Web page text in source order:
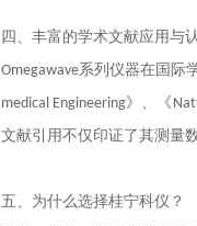
四、丰富的学术文献应用与
Omegawave系列仪器在国际
medical Engineering》 、 《
文献引用不仅印证了其测量
五、为什么选择桂宁科仪？